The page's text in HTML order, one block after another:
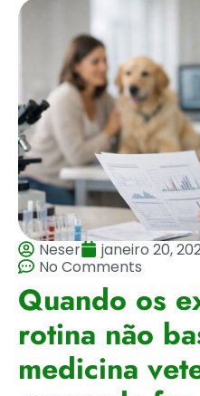
Neser janeiro 20,
No Comments
Quando os
rotina não
medicina